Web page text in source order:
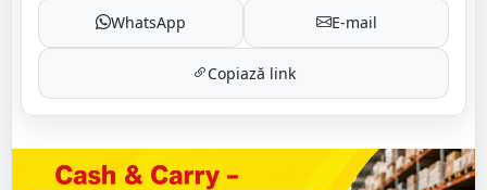
WhatsApp E-mail
Copiază link